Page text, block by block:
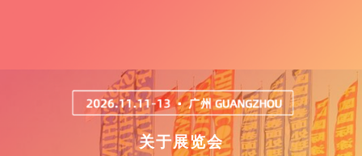
关于展览会